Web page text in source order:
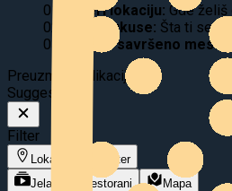
01 Izaberi lokaciju: Gde želiš
02
Filtriraj ukuse: Šta ti se
03
Pronađi savršeno mesto
Preuzmite aplikaciju
Suggest
Filter
Lokacija
Filter
Jela
Restorani Mapa